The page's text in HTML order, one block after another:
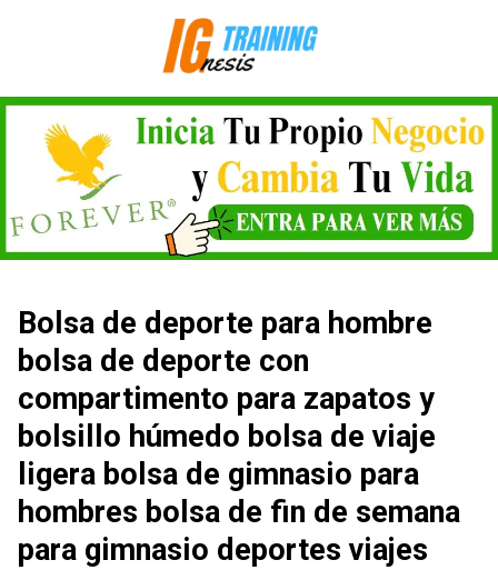
Bolsa de deporte para hombre
bolsa de deporte con
compartimento para zapatos y
bolsillo húmedo bolsa de viaje
ligera bolsa de gimnasio para
hombres bolsa de fin de semana
para gimnasio deportes viajes